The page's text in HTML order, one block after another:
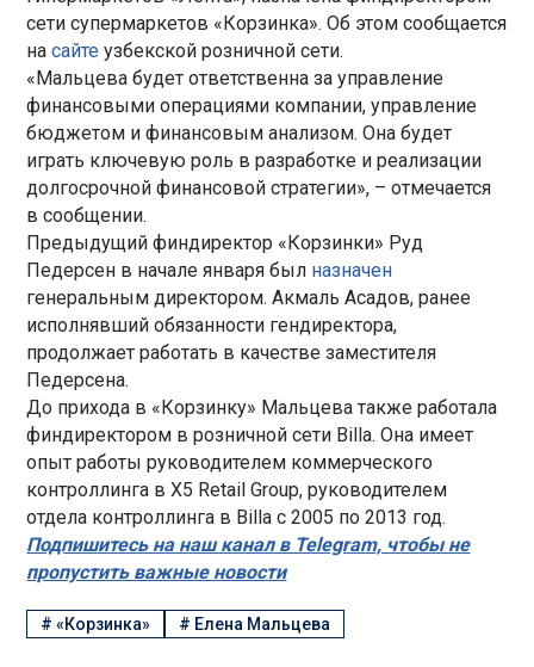
сети супермаркетов «Корзинка». Об этом сообщается
насайтеузбекской розничной сети.
«Мальцева будет ответственна за управление
финансовыми операциями компании, управление
бюджетом и финансовым анализом. Она будет
играть ключевую роль в разработке и реализации
долгосрочной финансовой стратегии», – отмечается
в сообщении.
Предыдущий финдиректор «Корзинки» Руд
Педерсен в начале января был назначен
генеральным директором. Акмаль Асадов, ранее
исполнявший обязанности гендиректора,
продолжает работать в качестве заместителя
Педерсена.
До прихода в «Корзинку» Мальцева также работала
финдиректором в розничной сети Billa. Она имеет
опыт работы руководителем коммерческого
контроллинга в X5 Retail Group, руководителем
отдела контроллинга в Billa с 2005 по 2013 год.
Подпишитесь на наш канал в Telegram, чтобы не
пропустить важные новости
#«Корзинка» # Елена Мальцева